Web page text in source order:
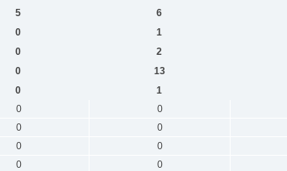
5 6
0 1
0 2
0 13
0 1
0 0
0 0
0 0
0 0